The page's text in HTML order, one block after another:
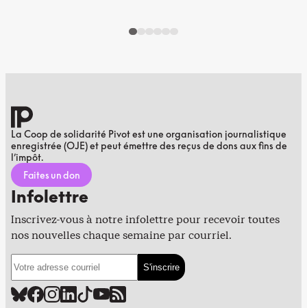
La Coop de solidarité Pivot est une organisation journalistique
enregistrée (OJE) et peut émettre des reçus de dons aux fins de
l’impôt.
Faites un don
Infolettre
Inscrivez-vous à notre infolettre pour recevoir toutes
nos nouvelles chaque semaine par courriel.